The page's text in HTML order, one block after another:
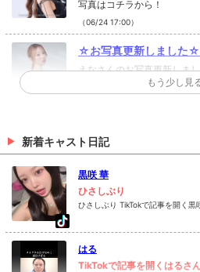
写真はコチラから！
（06/24 17:00）
☆お写真更新しました☆
えなさんのお写真更新しま
写真はコチラから！
まひろさんのお写真更新し
（06/10 17:00）
もう少し見
新着キャスト日記
黒咲 華
ひさしぶり
ひさしぶり TikTokで記事を開く黒
はる
TikTokで記事を開くはるさ